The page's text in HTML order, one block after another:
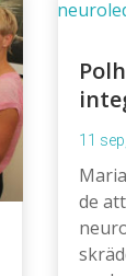
11
de